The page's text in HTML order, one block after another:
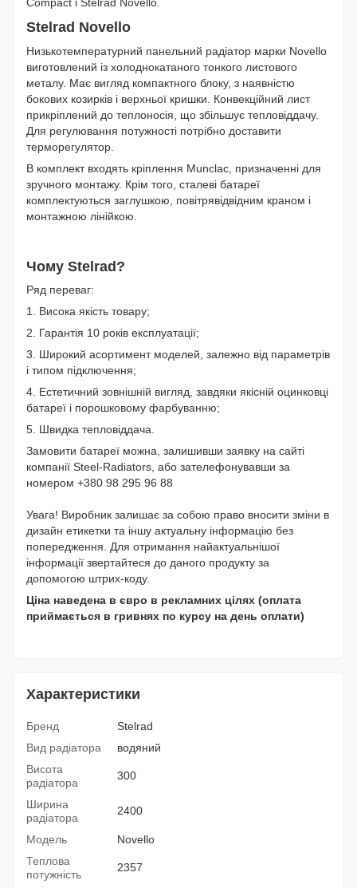
Stelrad Novello
Низькотемпературний панельний радіатор марки Novello
виготовлений із холоднокатаного тонкого листового
металу. Має вигляд компактного блоку, з наявністю
бокових козирків і верхньої кришки. Конвекційний лист
прикріплений до теплоносія, що збільшує тепловіддачу.
Для регулювання потужності потрібно доставити
терморегулятор.
В комплект входять кріплення Munclac, призначенні для
зручного монтажу. Крім того, сталеві батареї
комплектуються заглушкою, повітрявідвідним краном і
монтажною лінійкою.
Чому Stelrad?
Ряд переваг:
1. Висока якість товару;
2. Гарантія 10 років експлуатації;
3. Широкий асортимент моделей, залежно від параметрів
і типом підключення;
4. Естетичний зовнішній вигляд, завдяки якісній оцинковці
батареї і порошковому фарбуванню;
5. Швидка тепловіддача.
Замовити батареї можна, залишивши заявку на сайті
компанії Steel-Radiators, або зателефонувавши за
номером +380 98 295 96 88
Увага! Виробник залишає за собою право вносити зміни в
дизайн етикетки та іншу актуальну інформацію без
попередження. Для отримання найактуальнішої
інформації звертайтеся до даного продукту за
допомогою штрих-коду.
Ціна наведена в євро в рекламних цілях (оплата
приймається в гривнях по курсу на день оплати)
Характеристики
Бренд
Stelrad
Вид радіатора
водяний
Висота
радіатора
300
Ширина
радіатора
2400
Модель
Novello
Теплова
потужність
2357